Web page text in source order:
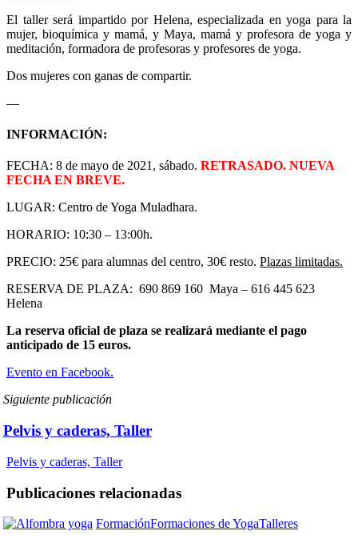
El taller será impartido por Helena, especializada en yoga para la
mujer, bioquímica y mamá, y Maya, mamá y profesora de yoga y
meditación, formadora de profesoras y profesores de yoga.
Dos mujeres con ganas de compartir.
—
INFORMACIÓN:
FECHA: 8 de mayo de 2021, sábado. RETRASADO. NUEVA
FECHA EN BREVE.
LUGAR: Centro de Yoga Muladhara.
HORARIO: 10:30 – 13:00h.
PRECIO: 25€ para alumnas del centro, 30€ resto. Plazas limitadas.
RESERVA DE PLAZA: 690 869 160 Maya – 616 445 623
Helena
La reserva oficial de plaza se realizará mediante el pago
anticipado de 15 euros.
Evento en Facebook.
Siguiente publicación
Pelvis y caderas, Taller
Pelvis y caderas, Taller
Publicaciones relacionadas
FormaciónFormaciones de YogaTalleresFormación